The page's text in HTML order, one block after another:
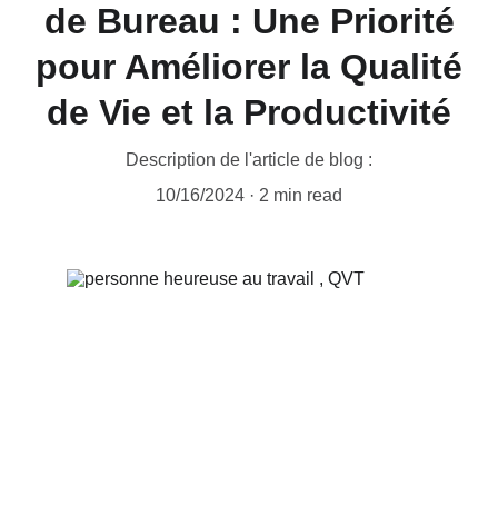
de Bureau : Une Priorité
pour Améliorer la Qualité
de Vie et la Productivité
Description de l'article de blog :
10/16/2024
2 min read